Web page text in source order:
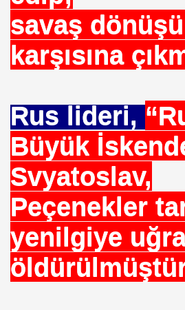
savaş
karşısına
Rus lideri,
Büyük
Svyatoslav,
Peçenekler
yenilgiye
Eyüp Ensari ERGİN-Mehmet
BAŞKANI
Varmı?-WARREN BUFFET.